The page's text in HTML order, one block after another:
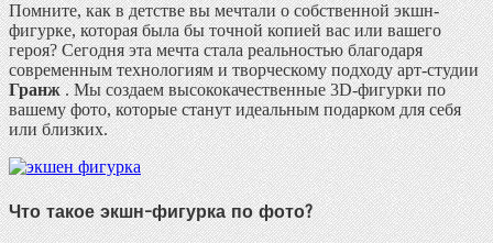
Помните, как в детстве вы мечтали о собственной экшн-
фигурке, которая была бы точной копией вас или вашего
героя? Сегодня эта мечта стала реальностью благодаря
современным технологиям и творческому подходу арт-студии
Гранж. Мы создаем высококачественные 3D-фигурки по
вашему фото, которые станут идеальным подарком для себя
или близких.
Что такое экшн-фигурка по фото?